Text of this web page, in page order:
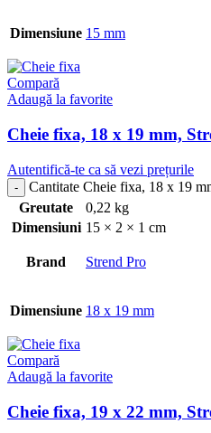
Dimensiune 15 mm
Compară
Adaugă la favorite
Cheie fixa, 18 x 19 mm,
Autentifică-te ca să vezi prețurile
Cantitate Cheie fixa, 18 x 19
Greutate
0,22 kg
Dimensiuni 15 × 2 × 1 cm
Brand Strend Pro
Dimensiune 18 x 19 mm
Compară
Adaugă la favorite
Cheie fixa, 19 x 22 mm,